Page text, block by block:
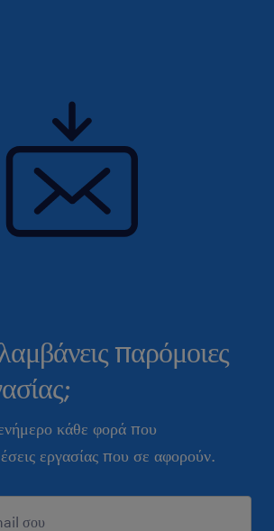
παρόμοιες
κάθε φορά που
εργασίας που σε αφορούν.